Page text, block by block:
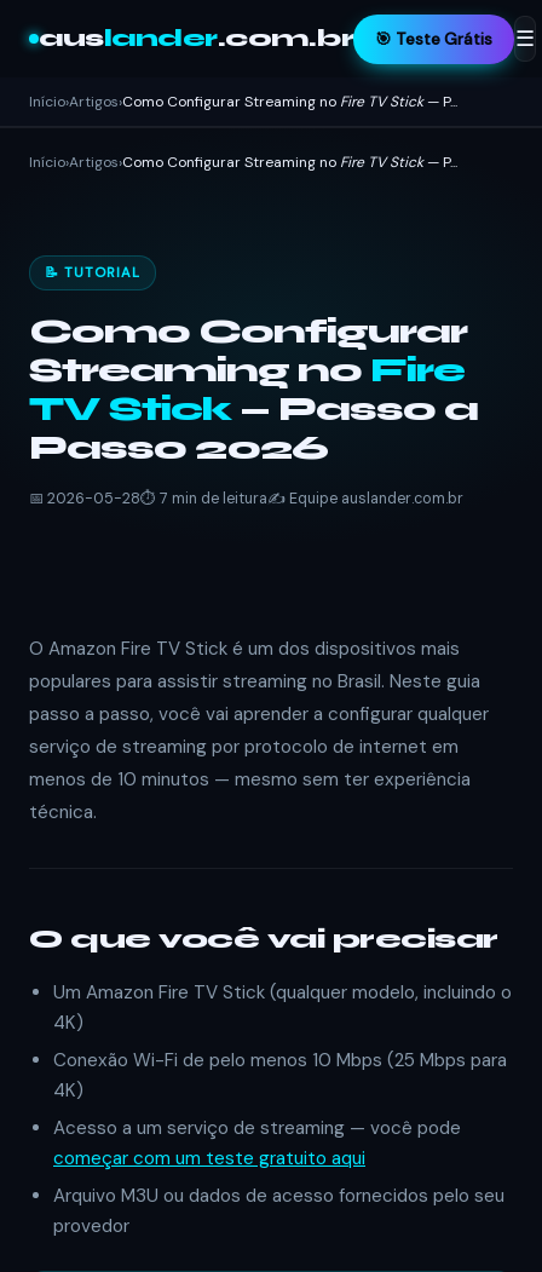
auslander.com.br 🎯 Teste Grátis ☰
Início›Artigos›Como Configurar Streaming no Fire TV Stick— P...
Início›Artigos›Como Configurar Streaming no Fire TV Stick— P...
📝 TUTORIAL
Como Configurar
Streaming no Fire
TV Stick— Passo a
Passo 2026
📅 2026-05-28⏱️ 7 min de leitura✍️ Equipe auslander.com.br
O Amazon Fire TV Stick é um dos dispositivos mais
populares para assistir streaming no Brasil. Neste guia
passo a passo, você vai aprender a configurar qualquer
serviço de streaming por protocolo de internet em
menos de 10 minutos — mesmo sem ter experiência
técnica.
O que você vai precisar
Um Amazon Fire TV Stick (qualquer modelo, incluindo o
4K)
Conexão Wi-Fi de pelo menos 10 Mbps (25 Mbps para
4K)
Acesso a um serviço de streaming — você pode
começar com um teste gratuito aqui
Arquivo M3U ou dados de acesso fornecidos pelo seu
provedor